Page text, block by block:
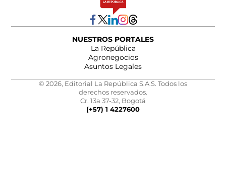
NUESTROS PORTALES
La República
Agronegocios
Asuntos Legales
© 2026, Editorial La República S.A.S. Todos los
derechos reservados.
Cr. 13a 37-32, Bogotá
(+57) 1 4227600